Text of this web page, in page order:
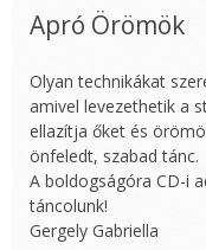
Apró Örömök
Olyan technikákat
amivel levezethetik a
ellazítja őket és
önfeledt, szabad tánc.
A boldogságóra CD-i
táncolunk!
Gergely Gabriella